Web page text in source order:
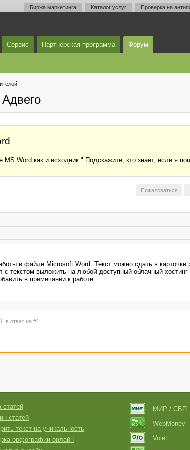
Биржа маркетинга Каталог услуг Проверка на
Сервис Партнёрская программа Форум
Word как и исходник." Подскажите, кто знает, если я
Пожаловаться
в файле Microsoft Word. Текст можно сдать в карточке
с текстом выложить на любой доступный облачный
в примечании к работе.
в ответ на #1
статей
статей
текст на уникальность
орфографии онлайн
МИР / СБП
WebMoney
Volet